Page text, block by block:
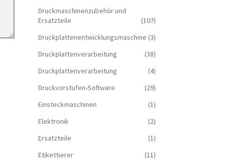
Druckmaschinenzubehör und
Ersatzteile
(107)
Druckplattenentwicklungsmaschine (3)
Druckplattenverarbeitung
(38)
Druckplattenverarbeitung
(4)
Druckvorstufen-Software
(29)
Einsteckmaschinen
(1)
Elektronik
(2)
Ersatzteile
(1)
Etikettierer
(11)